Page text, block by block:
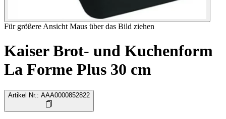
Für größere Ansicht Maus über das Bild ziehen
Kaiser Brot- und Kuchenform
La Forme Plus 30 cm
Artikel Nr. : AAA0000852822